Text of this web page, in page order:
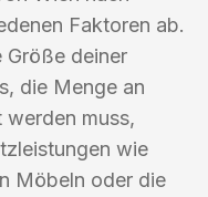
Faktoren ab.
Größe deiner
die Menge an
muss,
wie
Möbeln oder die